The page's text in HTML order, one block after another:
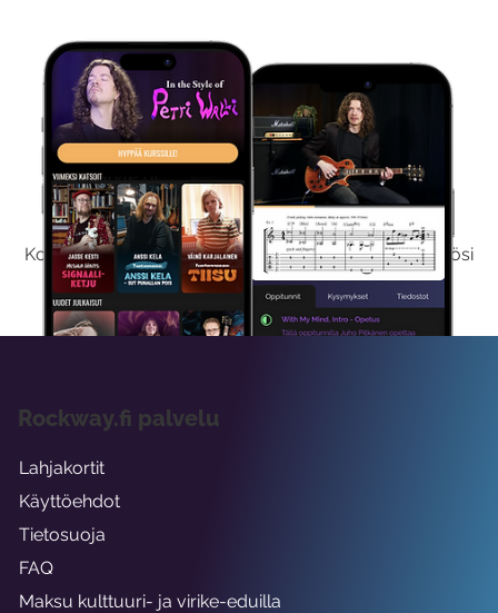
Kokeile Ilmaiseksi
Kokeilemalla ilmaiseksi saat koko sisältömme käyttöösi
viikon ajaksi.
Rockway.fi palvelu
Lahjakortit
Käyttöehdot
Tietosuoja
FAQ
Maksu kulttuuri- ja virike-eduilla